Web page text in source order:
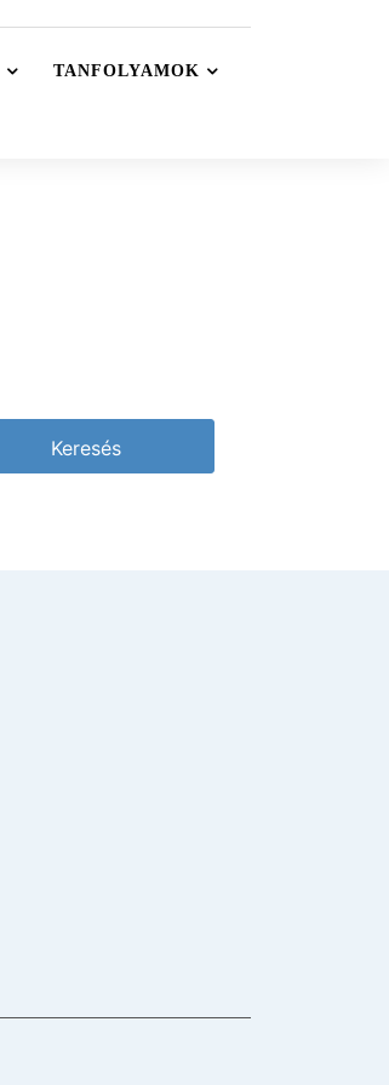
TANFOLYAMOK